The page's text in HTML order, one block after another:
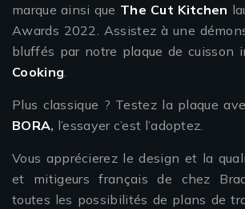
marque ainsi que The Cut Kitchen
Awards 2022. Assistez à une
bluffés par notre plaque de cuisson
Cooking.
Plus classique ? Testez la plaque
BORA, l’essayer c’est l’adoptez.
Vous apprécierez le design et la
et mitigeurs français de chez
toutes les possibilités de plans de